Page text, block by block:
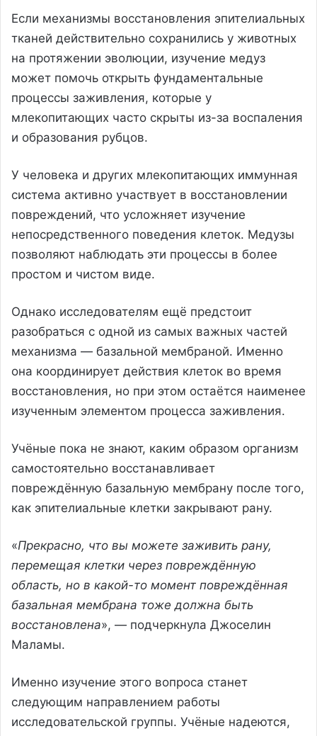
Если механизмы восстановления эпителиальных
тканей действительно сохранились у животных
на протяжении эволюции, изучение медуз
может помочь открыть фундаментальные
процессы заживления, которые у
млекопитающих часто скрыты из-за воспаления
и образования рубцов.
У человека и других млекопитающих иммунная
система активно участвует в восстановлении
повреждений, что усложняет изучение
непосредственного поведения клеток. Медузы
позволяют наблюдать эти процессы в более
простом и чистом виде.
Однако исследователям ещё предстоит
разобраться с одной из самых важных частей
механизма — базальной мембраной. Именно
она координирует действия клеток во время
восстановления, но при этом остаётся наименее
изученным элементом процесса заживления.
Учёные пока не знают, каким образом организм
самостоятельно восстанавливает
повреждённую базальную мембрану после того,
как эпителиальные клетки закрывают рану.
«Прекрасно, что вы можете заживить рану,
перемещая клетки через повреждённую
область, но в какой-то момент повреждённая
базальная мембрана тоже должна быть
восстановлена», — подчеркнула Джоселин
Маламы.
Именно изучение этого вопроса станет
следующим направлением работы
исследовательской группы. Учёные надеются,